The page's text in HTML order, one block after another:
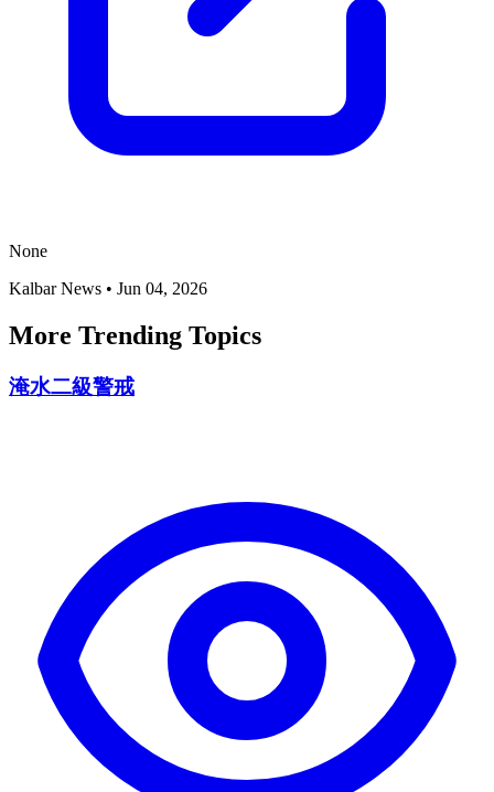
None
Kalbar News • Jun 04, 2026
More Trending Topics
淹水二級警戒